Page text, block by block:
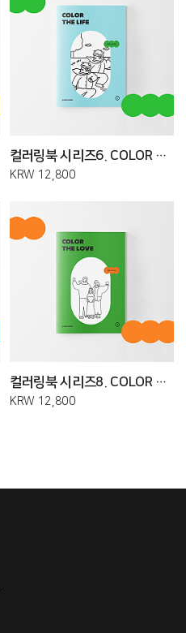
컬러링북 시리즈6. COLOR THE LIFE
KRW 12,800
컬러링북 시리즈8. COLOR THE LOVE
KRW 12,800